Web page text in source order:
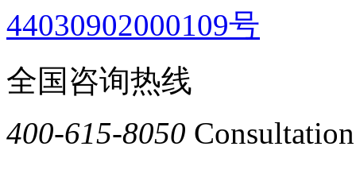
44030902000109号
全国咨询热线
400-615-8050